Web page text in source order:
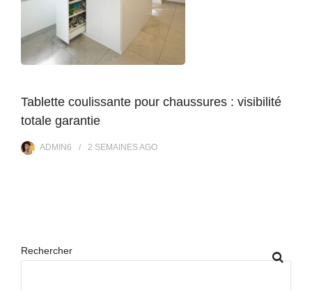
Tablette coulissante pour chaussures : visibilité
totale garantie
ADMIN6 2 SEMAINESAGO
Rechercher